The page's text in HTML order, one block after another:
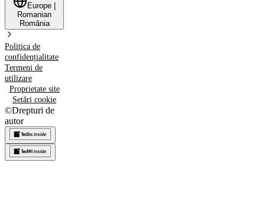
Europe
Romanian
România
Politica de
confidențialitate
Termeni de
utilizare
Proprietate site
Setări cookie
©Drepturi de
autor